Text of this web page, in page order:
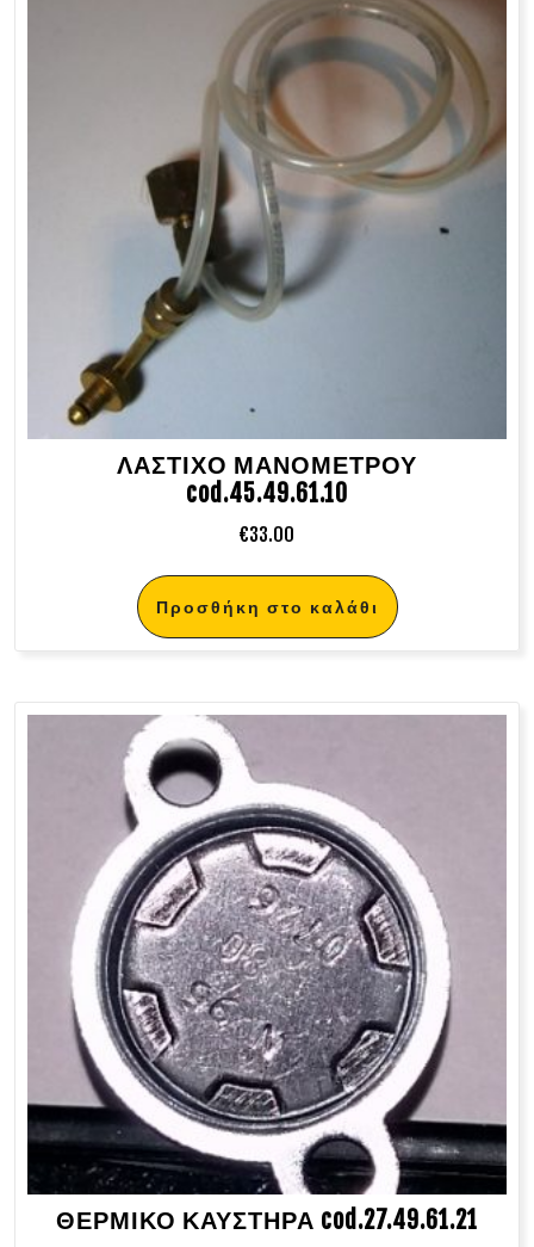
ΛΑΣΤΙΧΟ ΜΑΝΟΜΕΤΡΟΥ
cod.45.49.61.10
€33.00
Προσθήκη στο καλάθι
ΘΕΡΜΙΚΟ ΚΑΥΣΤΗΡΑ cod.27.49.61.21